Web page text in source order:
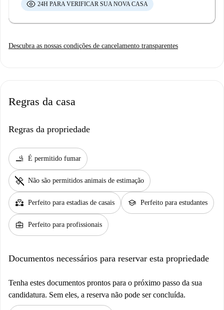
24H PARA VERIFICAR SUA NOVA CASA
Descubra as nossas condições de cancelamento transparentes
Regras da casa
Regras da propriedade
smoking_rooms É permitido fumar
pet_supplies Não são permitidos animais de estimação
partner_heart Perfeito para estadias de casais school Perfeito para estudantes
business_center Perfeito para profissionais
Documentos necessários para reservar esta propriedade
Tenha estes documentos prontos para o próximo passo da sua
candidatura. Sem eles, a reserva não pode ser concluída.